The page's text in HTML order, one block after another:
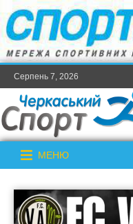
Серпень 7, 2026
МЕНЮ